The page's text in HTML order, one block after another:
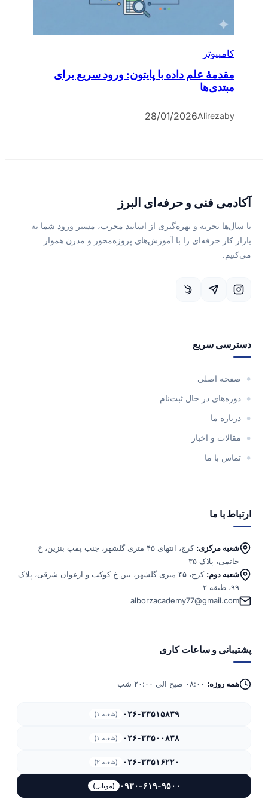
کامپیوتر
مقدمۀ علم داده با پایتون: ورود سریع برای
مبتدی‌ها
by
Alireza
28/01/2026
آکادمی فنی و حرفه‌ای البرز
با سال‌ها تجربه و بهره‌گیری از اساتید مجرب، مسیر ورود شما به
بازار کار حرفه‌ای را با آموزش‌های پروژه‌محور و مدرن هموار
می‌کنیم.
دسترسی سریع
صفحه اصلی
دوره‌های در حال ثبت‌نام
درباره ما
مقالات و اخبار
تماس با ما
ارتباط با ما
شعبه مرکزی:
کرج، انتهای ۴۵ متری گلشهر، جنب پمپ بنزین، خ
حاتمی، پلاک ۳۵
شعبه دوم:
کرج، ۴۵ متری گلشهر، بین خ کوکب و ارغوان شرقی، پلاک
۹۹، طبقه ۲
alborzacademy77@gmail.com
پشتیبانی و ساعات کاری
همه روزه:
۰۲۶-۳۳۵۱۵۸۳۹ (شعبه ۱)
۰۲۶-۳۳۵۰۰۸۳۸ (شعبه ۱)
۰۲۶-۳۳۵۱۶۲۲۰ (شعبه ۲)
۰۹۳۰-۶۱۹-۹۵۰۰ (موبایل)